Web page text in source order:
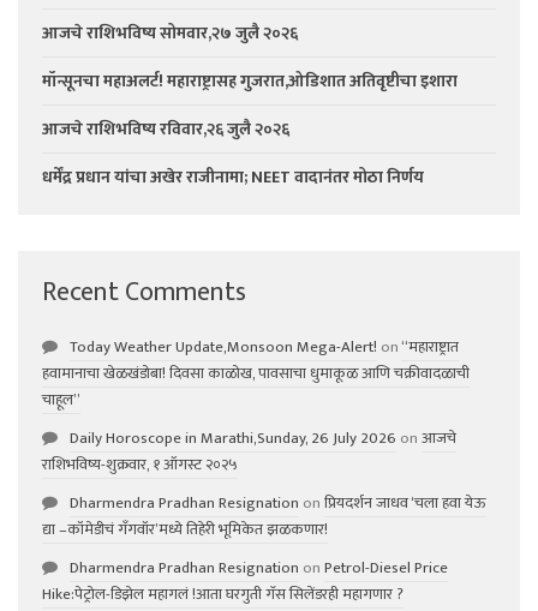
आजचे राशिभविष्य सोमवार,२७ जुलै २०२६
मॉन्सूनचा महाअलर्ट! महाराष्ट्रासह गुजरात,ओडिशात अतिवृष्टीचा इशारा
आजचे राशिभविष्य रविवार,२६ जुलै २०२६
धर्मेंद्र प्रधान यांचा अखेर राजीनामा; NEET वादानंतर मोठा निर्णय
Recent Comments
Today Weather Update,Monsoon Mega-Alert! on“महाराष्ट्रात
हवामानाचा खेळखंडोबा! दिवसा काळोख, पावसाचा धुमाकूळ आणि चक्रीवादळाची
चाहूल”
Daily Horoscope in Marathi,Sunday, 26 July 2026 onआजचे
राशिभविष्य-शुक्रवार, १ ऑगस्ट २०२५
Dharmendra Pradhan Resignation onप्रियदर्शन जाधव ‘चला हवा येऊ
द्या –कॉमेडीचं गॅंगवॉर’मध्ये तिहेरी भूमिकेत झळकणार!
Dharmendra Pradhan Resignation onPetrol-Diesel Price
Hike:पेट्रोल-डिझेल महागलं !आता घरगुती गॅस सिलेंडरही महागणार ?